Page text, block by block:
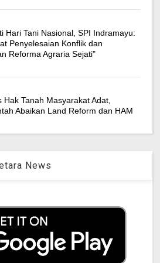
Hari Tani Nasional, SPI Indramayu:
Penyelesaian Konflik dan
Reforma Agraria Sejati"
Hak Tanah Masyarakat Adat,
Abaikan Land Reform dan HAM
News